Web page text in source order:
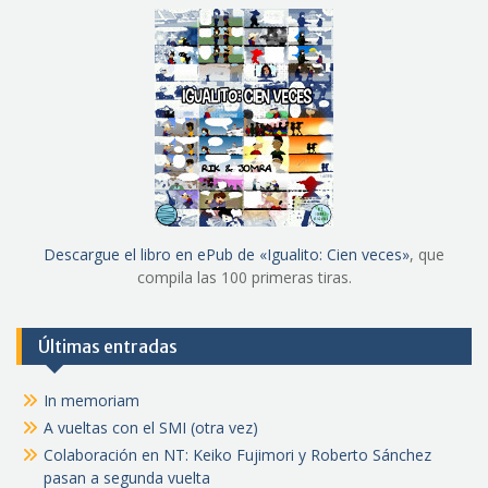
Descargue el libro en ePub de «Igualito: Cien veces», que
compila las 100 primeras tiras.
Últimas entradas
In memoriam
A vueltas con el SMI (otra vez)
Colaboración en NT: Keiko Fujimori y Roberto Sánchez
pasan a segunda vuelta